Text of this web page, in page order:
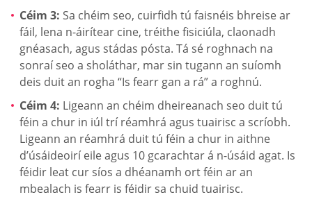
Céim 3: Sa chéim seo, cuirfidh tú faisnéis bhreise ar
fáil, lena n-áirítear cine, tréithe fisiciúla, claonadh
gnéasach, agus stádas pósta. Tá sé roghnach na
sonraí seo a sholáthar, mar sin tugann an suíomh
deis duit an rogha “Is fearr gan a rá” a roghnú.
Céim 4: Ligeann an chéim dheireanach seo duit tú
féin a chur in iúl trí réamhrá agus tuairisc a scríobh.
Ligeann an réamhrá duit tú féin a chur in aithne
d’úsáideoirí eile agus 10 gcarachtar á n-úsáid agat. Is
féidir leat cur síos a dhéanamh ort féin ar an
mbealach is fearr is féidir sa chuid tuairisc.